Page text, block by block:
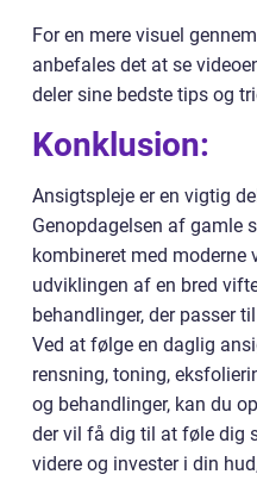
For en mere visuel
anbefales det at se
deler sine bedste tips og
Konklusion:
Ansigtspleje er en vigtig
Genopdagelsen af gamle
kombineret med moderne
udviklingen af en bred
behandlinger, der passer
Ved at følge en daglig
rensning, toning,
og behandlinger, kan du
der vil få dig til at føle dig
videre og invester i din